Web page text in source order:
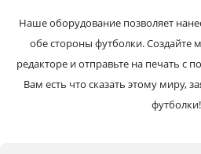
Наше оборудование позволяет
обе стороны футболки. Создайте
редакторе и отправьте на печать с
Вам есть что сказать этому миру,
футболки!